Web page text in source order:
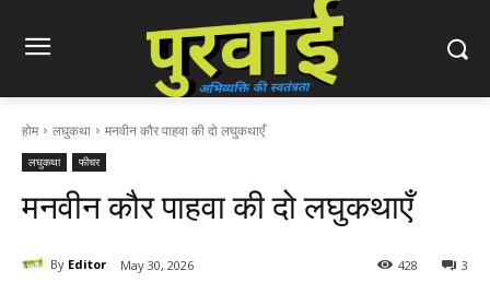
होम लघुकथा मनवीन कौर पाहवा की दो लघुकथाएँ
लघुकथा फीचर
मनवीन कौर पाहवा की दो लघुकथाएँ
By Editor May 30, 2026 3
428